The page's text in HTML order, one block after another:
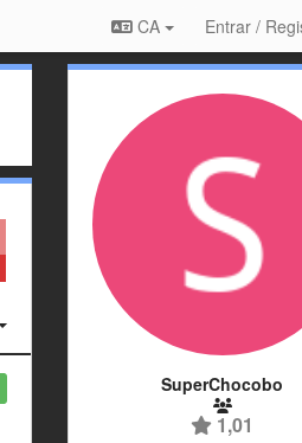
CA Entrar /
SuperChocobo
1,01